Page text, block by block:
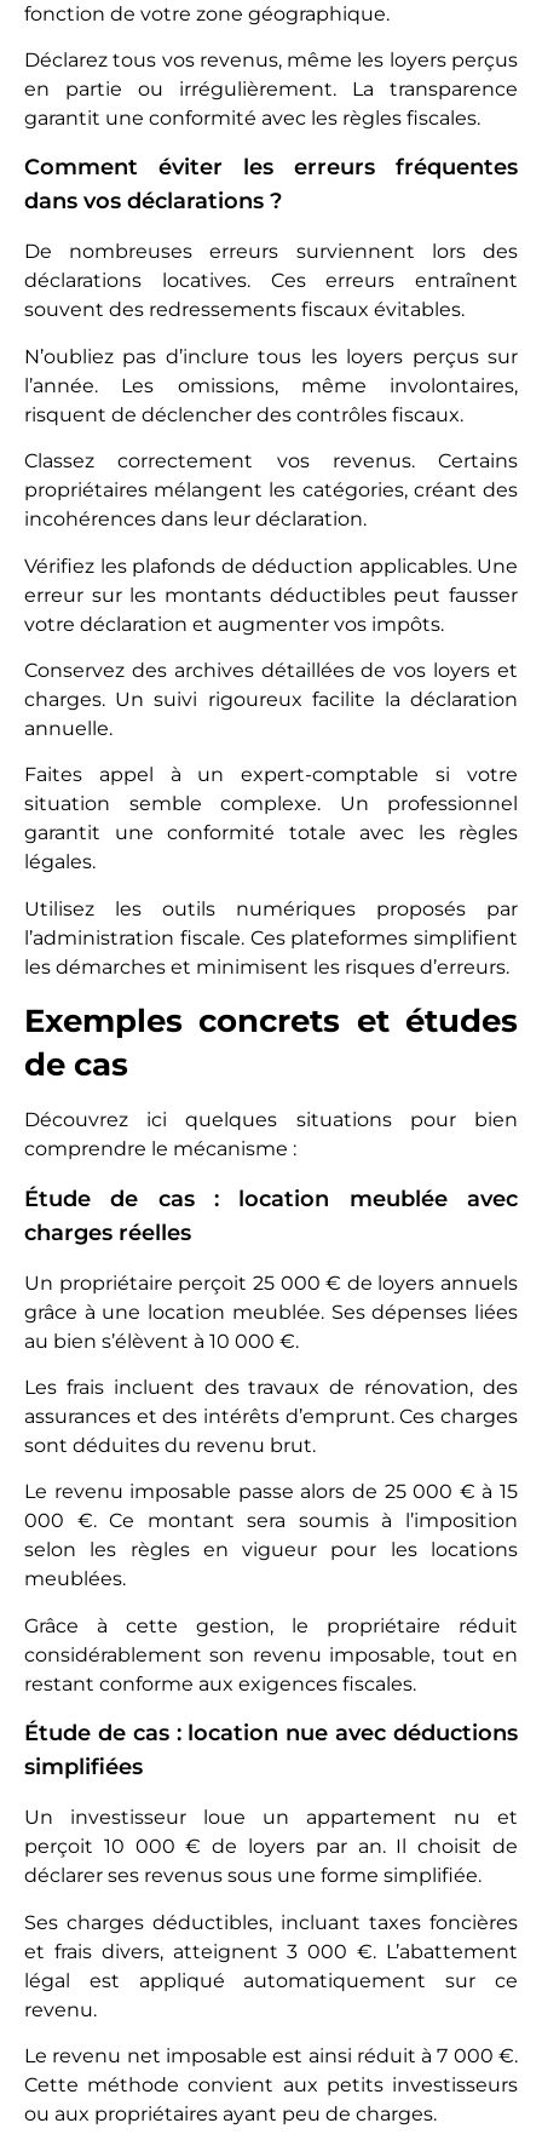
fonction de votre zone géographique.
Déclarez tous vos revenus, même les loyers perçus
en partie ou irrégulièrement. La transparence
garantit une conformité avec les règles fiscales.
Comment éviter les erreurs fréquentes
dans vos déclarations ?
De nombreuses erreurs surviennent lors des
déclarations locatives. Ces erreurs entraînent
souvent des redressements fiscaux évitables.
N’oubliez pas d’inclure tous les loyers perçus sur
l’année. Les omissions, même involontaires,
risquent de déclencher des contrôles fiscaux.
Classez correctement vos revenus. Certains
propriétaires mélangent les catégories, créant des
incohérences dans leur déclaration.
Vérifiez les plafonds de déduction applicables. Une
erreur sur les montants déductibles peut fausser
votre déclaration et augmenter vos impôts.
Conservez des archives détaillées de vos loyers et
charges. Un suivi rigoureux facilite la déclaration
annuelle.
Faites appel à un expert-comptable si votre
situation semble complexe. Un professionnel
garantit une conformité totale avec les règles
légales.
Utilisez les outils numériques proposés par
l’administration fiscale. Ces plateformes simplifient
les démarches et minimisent les risques d’erreurs.
Exemples concrets et études
de cas
Découvrez ici quelques situations pour bien
comprendre le mécanisme :
Étude de cas : location meublée avec
charges réelles
Un propriétaire perçoit 25 000 € de loyers annuels
grâce à une location meublée. Ses dépenses liées
au bien s’élèvent à 10 000 €.
Les frais incluent des travaux de rénovation, des
assurances et des intérêts d’emprunt. Ces charges
sont déduites du revenu brut.
Le revenu imposable passe alors de 25 000 € à 15
000 €. Ce montant sera soumis à l’imposition
selon les règles en vigueur pour les locations
meublées.
Grâce à cette gestion, le propriétaire réduit
considérablement son revenu imposable, tout en
restant conforme aux exigences fiscales.
Étude de cas : location nue avec déductions
simplifiées
Un investisseur loue un appartement nu et
perçoit 10 000 € de loyers par an. Il choisit de
déclarer ses revenus sous une forme simplifiée.
Ses charges déductibles, incluant taxes foncières
et frais divers, atteignent 3 000 €. L’abattement
légal est appliqué automatiquement sur ce
revenu.
Le revenu net imposable est ainsi réduit à 7 000 €.
Cette méthode convient aux petits investisseurs
ou aux propriétaires ayant peu de charges.